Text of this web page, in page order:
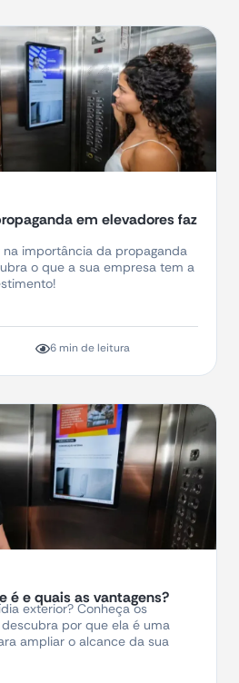
em elevadores faz
importância da propaganda
o que a sua empresa tem a
6 min de leitura
é e quais as vantagens?
exterior? Conheça os
por que ela é uma
ampliar o alcance da sua